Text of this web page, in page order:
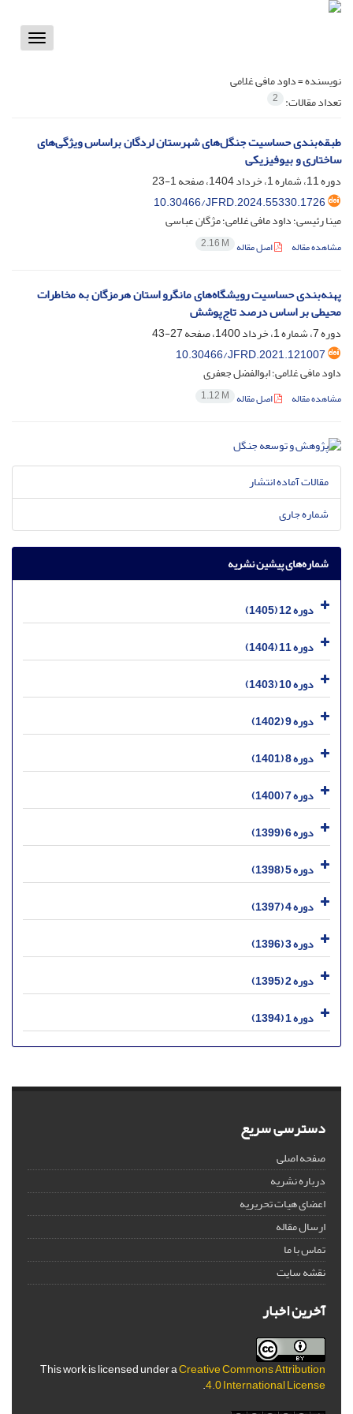
Toggle
نویسنده =داود مافی غلامی
تعداد مقالات: 2
طبقه‌بندی حساسیت جنگل‌های شهرستان لردگان براساس ویژگی‌های
ساختاری و بیوفیزیکی
دوره 11، شماره 1، خرداد 1404، صفحه
1-23
10.30466/JFRD.2024.55330.1726
مینا رئیسی؛ داود مافی غلامی؛ مژگان عباسی
مشاهده مقاله اصل مقاله 2.16 M
پهنه‌بندی حساسیت رویشگاه‌های مانگرو استان هرمزگان به مخاطرات
محیطی بر اساس درصد تاج‌پوشش
دوره 7، شماره 1، خرداد 1400، صفحه
27-43
10.30466/JFRD.2021.121007
داود مافی غلامی؛ ابوالفضل جعفری
مشاهده مقاله اصل مقاله 1.12 M
مقالات آماده انتشار
شماره جاری
شماره‌های پیشین نشریه
دوره 12 (1405)
دوره 11 (1404)
دوره 10 (1403)
دوره 9 (1402)
دوره 8 (1401)
دوره 7 (1400)
دوره 6 (1399)
دوره 5 (1398)
دوره 4 (1397)
دوره 3 (1396)
دوره 2 (1395)
دوره 1 (1394)
دسترسی سریع
صفحه اصلی
درباره نشریه
اعضای هیات تحریریه
ارسال مقاله
تماس با ما
نقشه سایت
آخرین اخبار
This work is licensed under aCreative Commons Attribution
4.0 International License
.